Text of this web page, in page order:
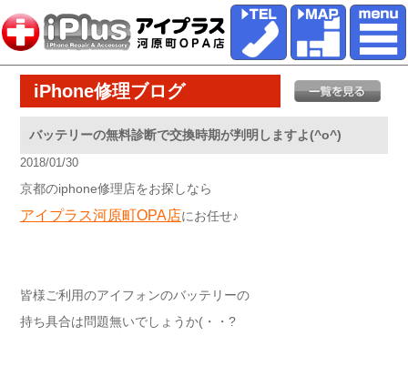
iPhone修理ブログ
バッテリーの無料診断で交換時期が判明しますよ(^o^)
2018/01/30
京都のiphone修理店をお探しなら
アイプラス河原町OPA店にお任せ♪
皆様ご利用のアイフォンのバッテリーの
持ち具合は問題無いでしょうか(・・?